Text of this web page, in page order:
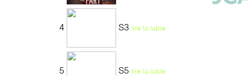
4 S3 lire la lubie
5 S5 lire la lubie